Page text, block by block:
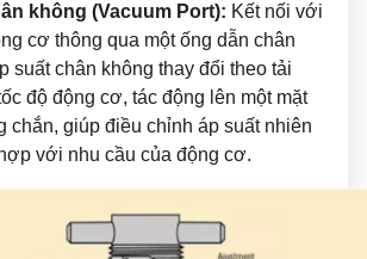
không (Vacuum Port): Kết nối với
cơ thông qua một ống dẫn chân
suất chân không thay đổi theo tải
độ động cơ, tác động lên một mặt
chắn, giúp điều chỉnh áp suất nhiên
với nhu cầu của động cơ.